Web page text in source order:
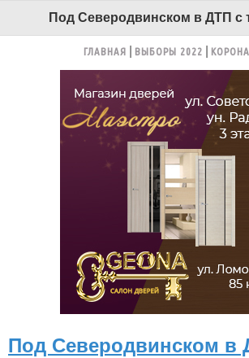
ГЛАВНАЯ ВЫБОРЫ 2022
Под Северодвинском в